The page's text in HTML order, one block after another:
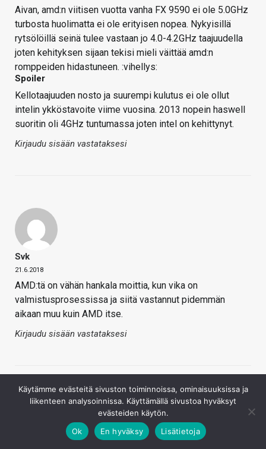
Aivan, amd:n viitisen vuotta vanha FX 9590 ei ole 5.0GHz
turbosta huolimatta ei ole erityisen nopea. Nykyisillä
rytsölöillä seinä tulee vastaan jo 4.0-4.2GHz taajuudella
joten kehityksen sijaan tekisi mieli väittää amd:n
romppeiden hidastuneen. :vihellys:
Spoiler
Kellotaajuuden nosto ja suurempi kulutus ei ole ollut
intelin ykköstavoite viime vuosina. 2013 nopein haswell
suoritin oli 4GHz tuntumassa joten intel on kehittynyt.
Kirjaudu sisään vastataksesi
Svk
21.6.2018
AMD:tä on vähän hankala moittia, kun vika on
valmistusprosessissa ja siitä vastannut pidemmän
aikaan muu kuin AMD itse.
Kirjaudu sisään vastataksesi
Käytämme evästeitä sivuston toiminnoissa, ominaisuuksissa ja
liikenteen analysoinnissa. Käyttämällä sivustoa hyväksyt
evästeiden käytön.
Ok
En hyväksy Lisätietoja